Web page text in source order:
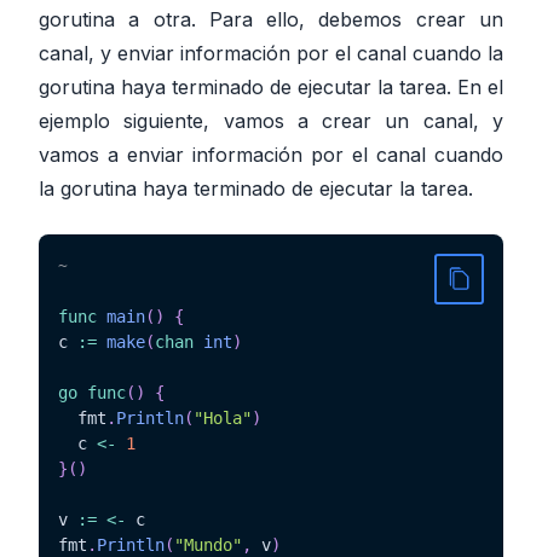
gorutina a otra. Para ello, debemos crear un
canal, y enviar información por el canal cuando la
gorutina haya terminado de ejecutar la tarea. En el
ejemplo siguiente, vamos a crear un canal, y
vamos a enviar información por el canal cuando
la gorutina haya terminado de ejecutar la tarea.
~
func main( )
{
c
:= make(chan int)
go func( )
{
  fmt
. Println( "Hola")
  c
<-
1
} ( )
v := <-
c
fmt . Println( "Mundo" , v)